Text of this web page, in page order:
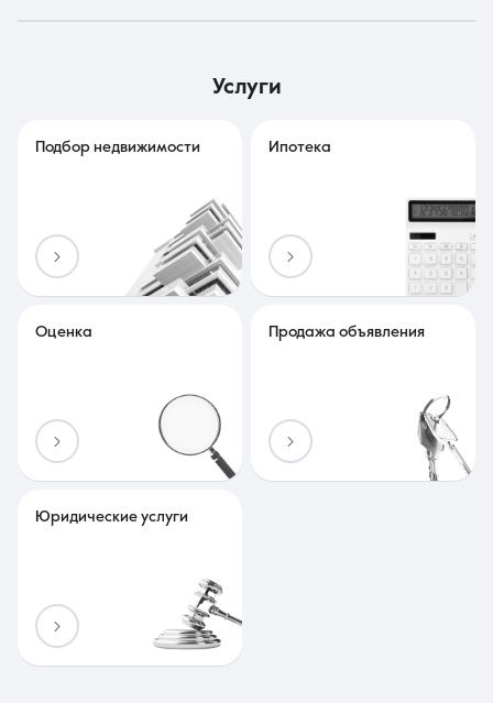
услуги
Подбор недвижимости Ипотека
Оценка Продажа объявления
Юридические услуги